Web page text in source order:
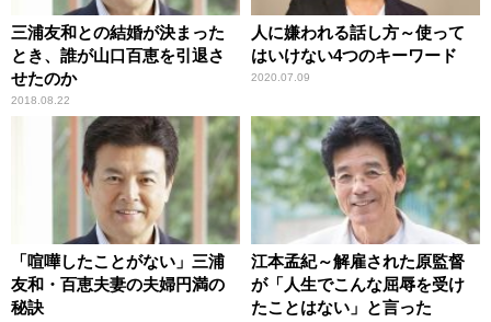
三浦友和との結婚が決まった
とき、誰が山口百恵を引退さ
せたのか
2018.08.22
人に嫌われる話し方～使って
はいけない4つのキーワード
2020.07.09
「喧嘩したことがない」三浦
友和・百恵夫妻の夫婦円満の
秘訣
江本孟紀～解雇された原監督
が「人生でこんな屈辱を受け
たことはない」と言った